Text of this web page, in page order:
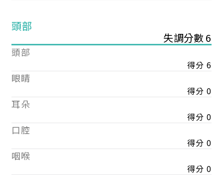
頭部
失調分數 6
頭部
得分 6
眼睛
得分 0
耳朵
得分 0
口腔
得分 0
咽喉
得分 0